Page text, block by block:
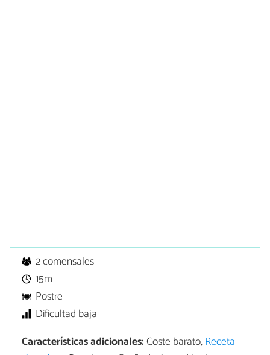
2 comensales
15m
Postre
Dificultad baja
Características adicionales:Coste barato,Receta